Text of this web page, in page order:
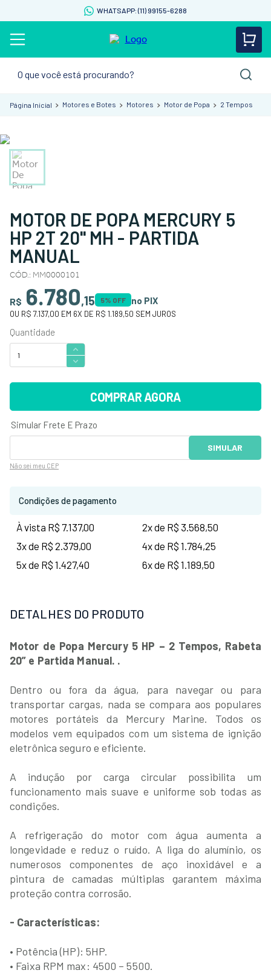
WHATSAPP: (11) 99155-6288
Motores e Botes Motores Motor de Popa 2 Tempos
MOTOR DE POPA MERCURY 5
HP 2T 20" MH - PARTIDA
MANUAL
CÓD.: MM0000101
R$ 6.780,15 5% OFF no PIX
OU R$ 7.137,00 EM 6X DE R$ 1.189,50 SEM JUROS
COMPRAR AGORA
Não sei meu CEP
Condições de pagamento
À vista R$ 7.137,00
2x de R$ 3.568,50
3x de R$ 2.379,00
4x de R$ 1.784,25
5x de R$ 1.427,40
6x de R$ 1.189,50
DETALHES DO PRODUTO
Motor de Popa Mercury 5 HP – 2 Tempos, Rabeta
20” e Partida Manual. .
Dentro ou fora da água, para navegar ou para
transportar cargas, nada se compara aos populares
motores portáteis da Mercury Marine. Todos os
modelos vem equipados com um sistema de ignição
eletrônica seguro e eficiente.
A indução por carga circular possibilita um
funcionamento mais suave e uniforme sob todas as
condições.
A refrigeração do motor com água aumenta a
longevidade e reduz o ruído. A liga do alumínio, os
numerosos componentes de aço inoxidável e a
pintura de camadas múltiplas garantem máxima
proteção contra corrosão.
- Características:
• Potência (HP): 5HP.
• Faixa RPM max: 4500 – 5500.